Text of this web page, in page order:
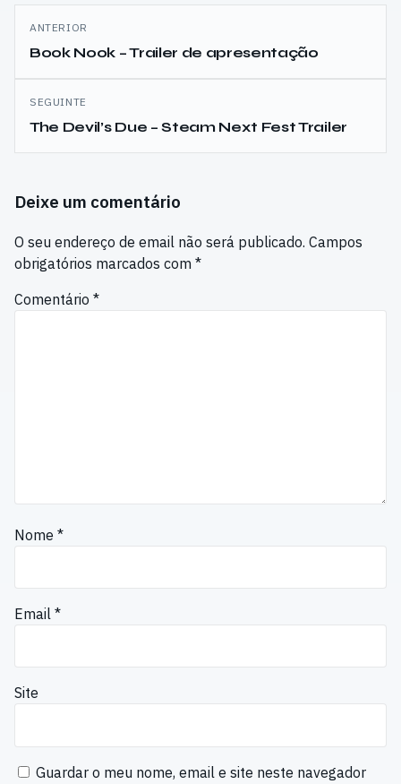
Navegação
de
artigos
ANTERIOR
Book Nook – Trailer de apresentação
SEGUINTE
The Devil’s Due – Steam Next Fest Trailer
Deixe um comentário
O seu endereço de email não será publicado. Campos
obrigatórios marcados com *
Comentário *
Nome *
Email *
Site
Guardar o meu nome, email e site neste navegador